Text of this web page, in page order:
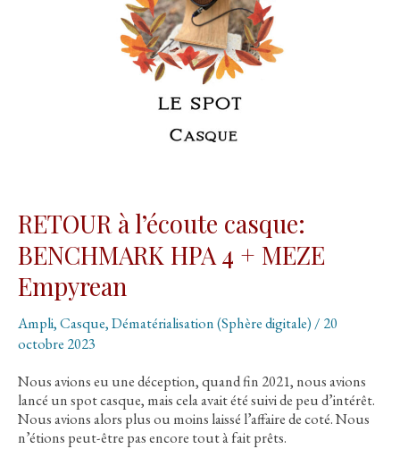
RETOUR à l’écoute casque:
BENCHMARK HPA 4 + MEZE
Empyrean
Ampli,Casque,Dématérialisation (Sphère digitale) / 20
octobre 2023
Nous avions eu une déception, quand fin 2021, nous avions
lancé un spot casque, mais cela avait été suivi de peu d’intérêt.
Nous avions alors plus ou moins laissé l’affaire de coté. Nous
n’étions peut-être pas encore tout à fait prêts.